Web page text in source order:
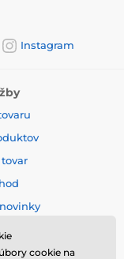
Instagram
tovar
cookie na